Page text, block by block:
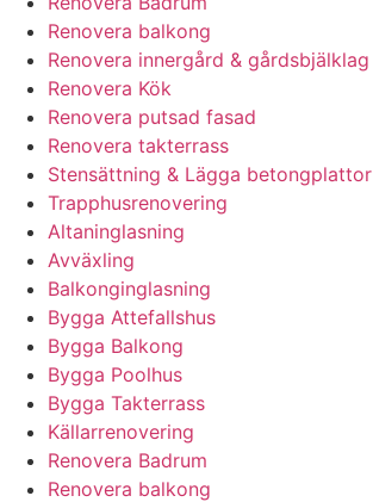
Renovera balkong
Renovera innergård & gårdsbjälklag
Renovera Kök
Renovera putsad fasad
Renovera takterrass
Stensättning & Lägga betongplattor
Trapphusrenovering
Altaninglasning
Avväxling
Balkonginglasning
Bygga Attefallshus
Bygga Balkong
Bygga Poolhus
Bygga Takterrass
Källarrenovering
Renovera Badrum
Renovera balkong